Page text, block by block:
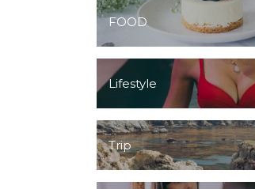
FOOD
Lifestyle
Trip